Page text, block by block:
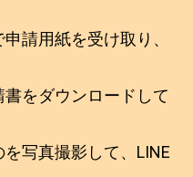
請用紙を受け取り、
をダウンロードして
写真撮影して、LINE